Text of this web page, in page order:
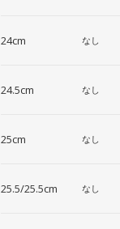
24cm なし
24.5cm なし
25cm なし
25.5/25.5cm なし